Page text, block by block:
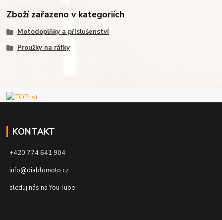
Zboží zařazeno v kategoriích
Motodoplňky a příslušenství
Proužky na ráfky
KONTAKT
+420 774 641 904
info@diablomoto.cz
sleduj nás na YouTube